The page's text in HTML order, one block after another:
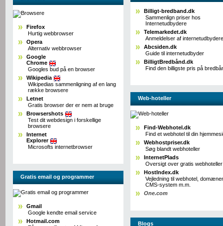
Firefox
Hurtig webbrowser
Opera
Alternativ webbrowser
Google
Chrome
Googles bud på en browser
Wikipedia
Wikipedias sammenligning af en lang
række browsere
Letnet
Gratis browser der er nem at bruge
Browsershots
Test dit webdesign i forskellige
browsere
Internet
Explorer
Microsofts internetbrowser
Gratis email og programmer
Gmail
Google kendte email service
Hotmail.com
Billigt-bredband.dk
Sammenlign priser hos
Internetudbydere
Telemarkedet.dk
Anmeldelser af internetudbydere
Abcsiden.dk
Guide til internetudbyder
BilligtBredbånd.dk
Find den billigste pris på
Web-hoteller
Find-Webhotel.dk
Find et webhotel til din
Webhostpriser.dk
Søg blandt webhoteller
InternetPlads
Oversigt over gratis webhoteller
HostIndex.dk
Vejledning til webhotel,
CMS-system m.m.
One.com
Blogs